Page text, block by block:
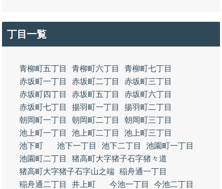
丁目一覧
青柳町五丁目 青柳町六丁目
青柳町七丁目
赤坂町一丁目
赤坂町二丁目
赤坂町三丁目
赤坂町四丁目
赤坂町五丁目
赤坂町六丁目
赤坂町七丁目
揚羽町一丁目
揚羽町二丁目
朝岡町一丁目
朝岡町二丁目
朝岡町三丁目
池上町一丁目
池上町二丁目
池上町三丁目
池下町
池下一丁目 池下二丁目
池園町一丁目
池園町二丁目
猪高町大字猪子石字猪々道
猪高町大字猪子石字山之端 稲舟通一丁目
稲舟通二丁目
井上町 今池一丁目
今池二丁目